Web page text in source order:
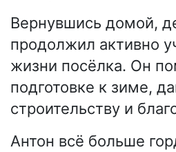
Вернувшись домой,
продолжил активно
жизни посёлка. Он
подготовке к зиме,
строительству и
Антон всё больше